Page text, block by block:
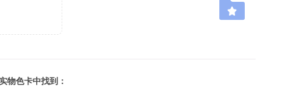
物色卡中找到：